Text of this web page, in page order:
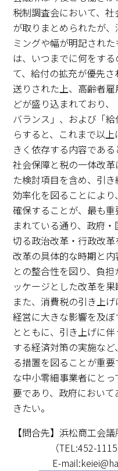
税制調査会において、社
が取りまとめられたが
ミングや幅が明記され
は、いつまでに何をす
て、給付の拡充が優先
送りされた上、高齢者
どが盛り込まれており
バランス」、および「
らすると、これまで以
きく依存する内容である
社会保障と税の一体改
た検討項目を含め、引
効率化を図ることによ
確保することが、最も
まれている通り、政府
切る政治改革・行政改
改革の具体的な時期と
との整合性を図り、負
ッケージとした改革を果
また、消費税の引き上
経営に大きな影響を及
とともに、引き上げに
する経済対策の実施な
る措置を図ることが重
な中小零細事業者にと
要であり、政府におい
きたい。
【問合先】浜松商工会
（TEL:452-1115
E-